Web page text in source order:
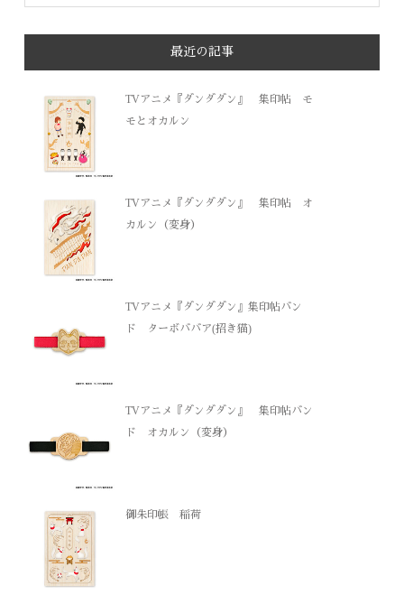
最近の記事
TVアニメ『ダンダダン』 集印帖 モ
モとオカルン
TVアニメ『ダンダダン』 集印帖 オ
カルン（変身）
TVアニメ『ダンダダン』集印帖バン
ド ターボババア(招き猫)
TVアニメ『ダンダダン』 集印帖バン
ド オカルン（変身）
御朱印帳 稲荷